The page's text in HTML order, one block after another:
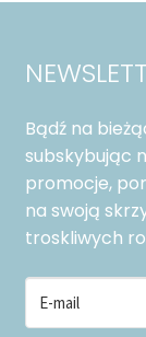
Bądź na
subskybując
promocje,
na swoją
troskliwych